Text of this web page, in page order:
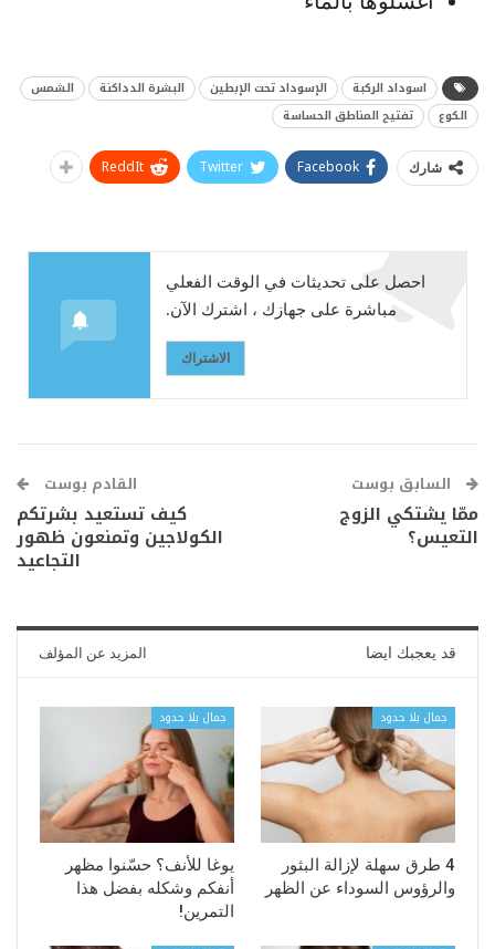
اسوداد الركبة الإسوداد تحت الإبطين البشرة الدداكنة
الشمس
الكوع
تفتيح المناطق الحساسة
شارك Facebook
Twitter
ReddIt
احصل على تحديثات في الوقت الفعلي
مباشرة على جهازك ، اشترك الآن.
الاشتراك
السابق بوست
ممّا يشتكي الزوج
التعيس؟
القادم بوست
كيف تستعيد بشرتكم
الكولاجين وتمنعون ظهور
التجاعيد
قد يعجبك ايضا المزيد عن المؤلف
جمال بلا حدود
4 طرق سهلة لإزالة البثور
والرؤوس السوداء عن الظهر
جمال بلا حدود
يوغا للأنف؟ حسّنوا مظهر
أنفكم وشكله بفضل هذا
التمرين!